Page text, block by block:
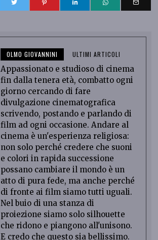
OLMO GIOVANNINI ULTIMI ARTICOLI
Appassionato e studioso di cinema
fin dalla tenera età, combatto ogni
giorno cercando di fare
divulgazione cinematografica
scrivendo, postando e parlando di
film ad ogni occasione. Andare al
cinema è un'esperienza religiosa:
non solo perché credere che suoni
e colori in rapida successione
possano cambiare il mondo è un
atto di pura fede, ma anche perché
di fronte ai film siamo tutti uguali.
Nel buio di una stanza di
proiezione siamo solo silhouette
che ridono e piangono all'unisono.
E credo che questo sia bellissimo.